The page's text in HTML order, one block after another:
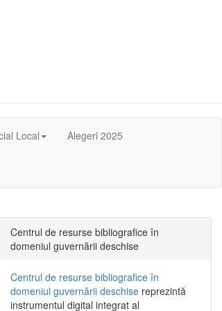
Local Alegeri 2025
Centrul de resurse bibliografice în
domeniul guvernării deschise
Centrul de resurse bibliografice în
domeniul guvernării deschise reprezintă
instrumentul digital integrat al